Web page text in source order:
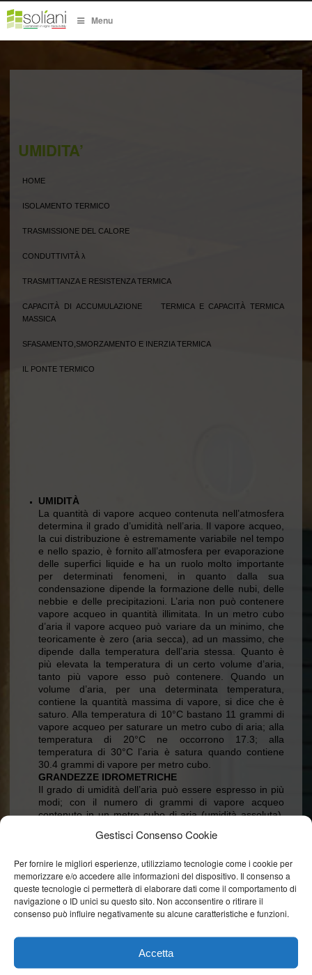
Gestisci Consenso Cookie
Per fornire le migliori esperienze, utilizziamo tecnologie come i cookie per
memorizzare e/o accedere alle informazioni del dispositivo. Il consenso a
queste tecnologie ci permetterà di elaborare dati come il comportamento di
navigazione o ID unici su questo sito. Non acconsentire o ritirare il
consenso può influire negativamente su alcune caratteristiche e funzioni.
Accetta
Menu
UMIDITA’
HOME
ISOLAMENTO TERMICO
TRASMISSIONE DEL CALORE
CONDUTTIVITÀ λ
TRASMITTANZA E RESISTENZA TERMICA
CAPACITÀ DI ACCUMULAZIONE TERMICA E CAPACITÀ TERMICA
MASSICA
SFASAMENTO,SMORZAMENTO E INERZIA TERMICA
IL PONTE TERMICO
UMIDITÀ
La quantità di vapore acqueo contenuta nell’atmosfera
determina il grado d’umidità nell’aria. Il vapore acqueo,
la cui distribuzione è estremamente variabile nel tempo
e nello spazio, è fornito all’atmosfera per evaporazione
delle superfici liquide e ha un ruolo molto importante
per determinati fenomeni, in quanto dalla sua
condensazione dipende la formazione delle nubi, delle
nebbie e delle precipitazioni. L’aria non può contenere
vapore acqueo in quantità illimitata. In un metro cubo
d’aria il vapore acqueo può variare da un minimo, che
teoricamente è zero (aria secca), ad un massimo, che
dipende dalla temperatura dell’aria stessa. Quanto è
più elevata la temperatura di un certo volume d’aria,
tanto più vapore esso può contenere. Quando un
volume d’aria, per una determinata temperatura,
contiene la quantità massima di vapore, si dice che è
saturo. Alla temperatura di 10°C bastano 11 grammi di
vapore acqueo per saturare un metro cubo di aria; alla
temperatura di 20°C ne occorrono 17.3; alla
temperatura di 30°C l’aria è satura quando contiene
30.4 grammi di vapore per metro cubo.
GRANDEZZE IDROMETRICHE
Il grado di umidità dell’aria può essere espresso in più
modi; con il numero di grammi di vapore acqueo
contenuto in un metro cubo di aria (umidità assoluta),
di aria (umidità specifica) oppure con il rapporto tra il
richiederebbe per la saturazione, cioè in altre parole,
con l’effettiva percentuale della saturazione (umidità
relativa). L’umidità relativa è la grandezza che
comunemente si presta meglio a rappresentare il grado
di umidità dell’aria poiché permette di giudicare se un
o meno lontano dalla saturazione. Usufruendo dei dati
riportati precedentemente, se una certa quantità d’aria